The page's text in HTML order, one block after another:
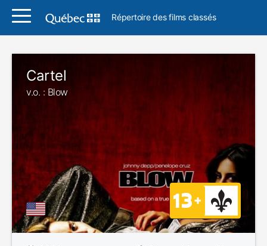
Répertoire des films classés
Cartel
v.o. : Blow